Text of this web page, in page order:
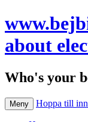
about
Who's your
Meny Hoppa till